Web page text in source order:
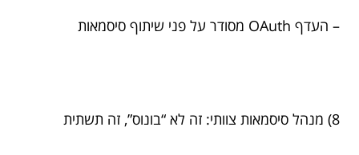
– העדף OAuth מסודר על פני שיתוף סיסמאות
8) מנהל סיסמאות צוותי: זה לא “בונוס”, זה תשתית